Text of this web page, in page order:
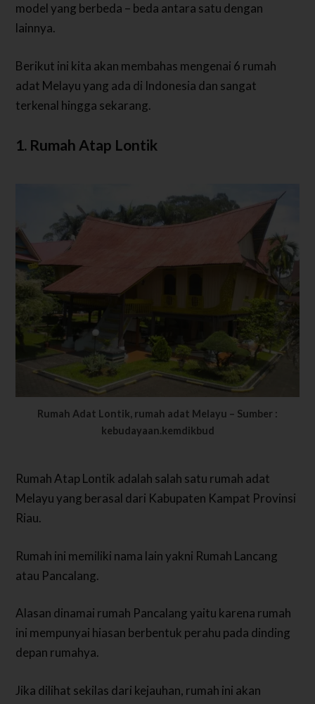
model yang berbeda – beda antara satu dengan
lainnya.
Berikut ini kita akan membahas mengenai 6 rumah
adat Melayu yang ada di Indonesia dan sangat
terkenal hingga sekarang.
1. Rumah Atap Lontik
Rumah Adat Lontik, rumah adat Melayu – Sumber :
kebudayaan.kemdikbud
Rumah Atap Lontik adalah salah satu rumah adat
Melayu yang berasal dari Kabupaten Kampat Provinsi
Riau.
Rumah ini memiliki nama lain yakni Rumah Lancang
atau Pancalang.
Alasan dinamai rumah Pancalang yaitu karena rumah
ini mempunyai hiasan berbentuk perahu pada dinding
depan rumahya.
Jika dilihat sekilas dari kejauhan, rumah ini akan